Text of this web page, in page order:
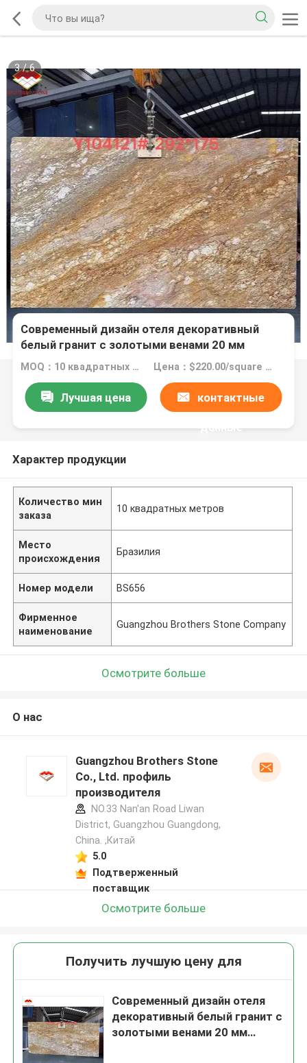
3/6
Современный дизайн отеля декоративный
белый гранит с золотыми венами 20 мм
полированные большие плиты
MOQ：10 квадратных метров Цена：$220.00/square meters 10-149 square meters
Лучшая цена контактные
данные
Характер продукции
Количество мин
заказа
10 квадратных метров
Место
происхождения
Бразилия
Номер модели BS656
Фирменное
наименование
Guangzhou Brothers Stone Company
Осмотрите больше
О нас
Guangzhou Brothers Stone
Co., Ltd. профиль
производителя
NO.33 Nan'an Road Liwan
District, Guangzhou Guangdong,
China. ,Китай
5.0
Подтверженный
поставщик
Осмотрите больше
Получить лучшую цену для
Современный дизайн отеля
декоративный белый гранит с
золотыми венами 20 мм